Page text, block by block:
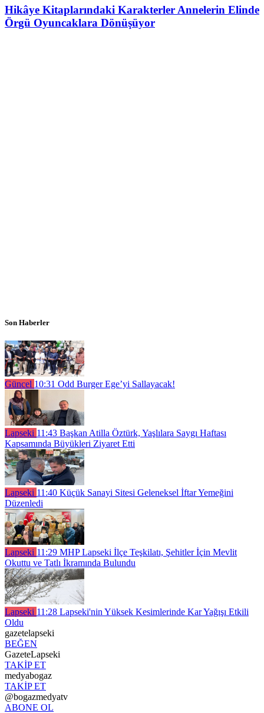
Hikâye Kitaplarındaki Karakterler Annelerin Elinde
Örgü Oyuncaklara Dönüşüyor
Son Haberler
Güncel 10:31 Odd Burger Ege’yi Sallayacak!
Lapseki 11:43 Başkan Atilla Öztürk, Yaşlılara Saygı Haftası
Kapsamında Büyükleri Ziyaret Etti
Lapseki 11:40 Küçük Sanayi Sitesi Geleneksel İftar Yemeğini
Düzenledi
Lapseki 11:29 MHP Lapseki İlçe Teşkilatı, Şehitler İçin Mevlit
Okuttu ve Tatlı İkramında Bulundu
Lapseki 11:28 Lapseki'nin Yüksek Kesimlerinde Kar Yağışı Etkili
Oldu
gazetelapseki
BEĞEN
GazeteLapseki
TAKİP ET
medyabogaz
TAKİP ET
@bogazmedyatv
ABONE OL